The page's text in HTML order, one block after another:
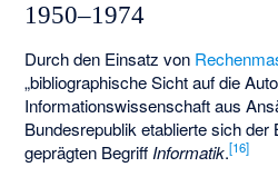
1950–1974
Durch den Einsatz von
„bibliographische Sicht auf die
Informationswissenschaft aus
Bundesrepublik etablierte sich der
geprägten Begriff Informatik.[16]